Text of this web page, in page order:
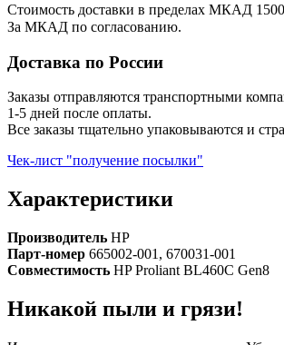
Стоимость доставки в пределах МКАД
За МКАД по согласованию.
Доставка по России
Заказы отправляются транспортными
1-5 дней после оплаты.
Все заказы тщательно упаковываются и
Чек-лист "получение посылки"
Характеристики
Производитель HP
Парт-номер 665002-001, 670031-001
Совместимость HP Proliant BL460C Gen8
Никакой пыли и грязи!